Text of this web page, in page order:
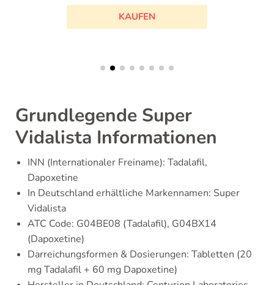
KAUFEN
Grundlegende Super
Vidalista Informationen
INN (Internationaler Freiname): Tadalafil,
Dapoxetine
In Deutschland erhältliche Markennamen: Super
Vidalista
ATC Code: G04BE08 (Tadalafil), G04BX14
(Dapoxetine)
Darreichungsformen & Dosierungen: Tabletten (20
mg Tadalafil + 60 mg Dapoxetine)